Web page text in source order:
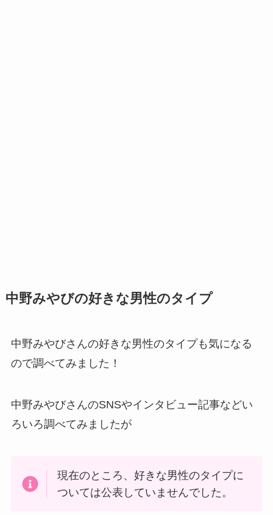
中野みやびの好きな男性のタイプ
中野みやびさんの好きな男性のタイプも気になる
ので調べてみました！
中野みやびさんのSNSやインタビュー記事などい
ろいろ調べてみましたが
現在のところ、好きな男性のタイプに
ついては公表していませんでした。